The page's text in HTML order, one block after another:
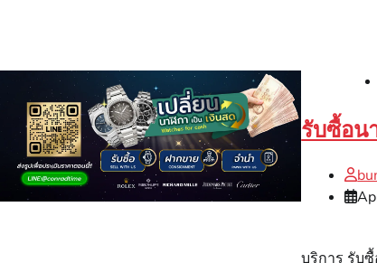
รับซื้อน
บริการ รับ